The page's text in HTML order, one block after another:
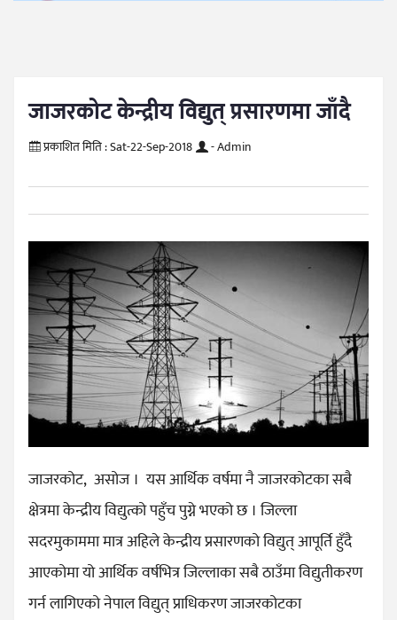
जाजरकोट केन्द्रीय विद्युत् प्रसारणमा जाँदै
प्रकाशित मिति :Sat-22-Sep-2018 - Admin
जाजरकोट, असोज । यस आर्थिक वर्षमा नै जाजरकोटका सबै
क्षेत्रमा केन्द्रीय विद्युत्को पहुँच पुग्ने भएको छ । जिल्ला
सदरमुकाममा मात्र अहिले केन्द्रीय प्रसारणको विद्युत् आपूर्ति हुँदै
आएकोमा यो आर्थिक वर्षभित्र जिल्लाका सबै ठाउँमा विद्युतीकरण
गर्न लागिएको नेपाल विद्युत् प्राधिकरण जाजरकोटका